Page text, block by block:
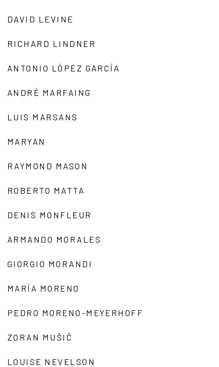
DAVID LEVINE
RICHARD LINDNER
ANTONIO LÓPEZ GARCÍA
ANDRÉ MARFAING
LUIS MARSANS
MARYAN
RAYMOND MASON
ROBERTO MATTA
DENIS MONFLEUR
ARMANDO MORALES
GIORGIO MORANDI
MARÍA MORENO
PEDRO MORENO-MEYERHOFF
ZORAN MUŠIČ
LOUISE NEVELSON